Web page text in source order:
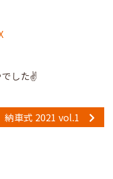
した✌️
納車式 2021 vol.1